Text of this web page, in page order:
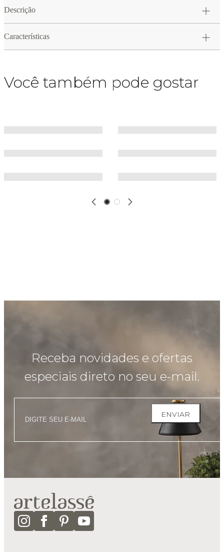
Descrição
Características
Você também pode gostar
Receba novidades e ofertas
especiais direto no seu e-mail.
ENVIAR